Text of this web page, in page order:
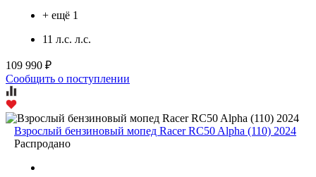
+ ещё 1
11 л.с. л.с.
109 990 ₽
Сообщить о поступлении
Взрослый бензиновый мопед Racer RC50 Alpha (110) 2024
Распродано